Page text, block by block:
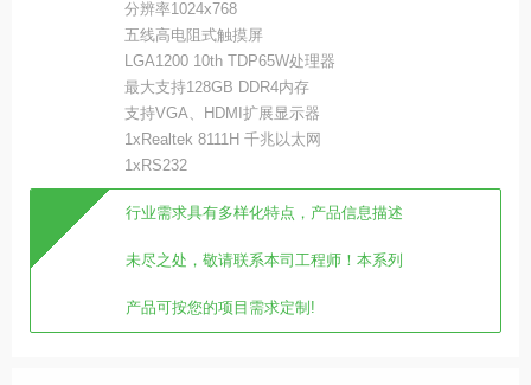
分辨率1024x768
五线高电阻式触摸屏
LGA1200 10th TDP65W处理器
最大支持128GB DDR4内存
支持VGA、HDMI扩展显示器
1xRealtek 8111H 千兆以太网
1xRS232
行业需求具有多样化特点，产品信息描述
未尽之处，敬请联系本司工程师！本系列
产品可按您的项目需求定制!